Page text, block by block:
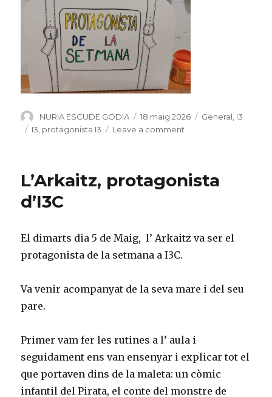
Author
NURIA ESCUDE GODIA
Posted
on
18 maig 2026 Categories
General I3
Tags
I3, protagonista I3 Leave a comment
d’I3
L’Arkaitz, protagonista
d’I3C
El dimarts dia 5 de Maig, l’ Arkaitz va ser el
protagonista de la setmana a I3C.
Va venir acompanyat de la seva mare i del seu
pare.
Primer vam fer les rutines a l’ aula i
seguidament ens van ensenyar i explicar tot el
que portaven dins de la maleta: un còmic
infantil del Pirata, el conte del monstre de